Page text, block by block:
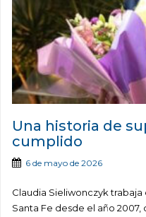
Una historia de
cumplido
6 de mayo de 2026
Claudia Sieliwonczyk
Santa Fe desde el año